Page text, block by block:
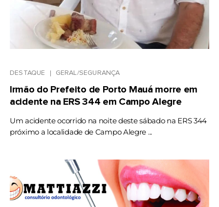
DESTAQUE GERAL/SEGURANÇA
Irmão do Prefeito de Porto Mauá morre em
acidente na ERS 344 em Campo Alegre
Um acidente ocorrido na noite deste sábado na ERS 344
próximo a localidade de Campo Alegre ...